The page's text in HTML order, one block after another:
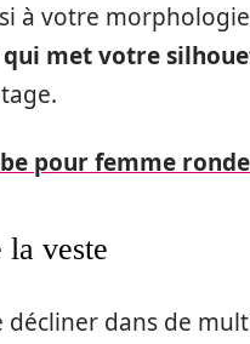
à votre
met votre
pour femme
veste
décliner dans de